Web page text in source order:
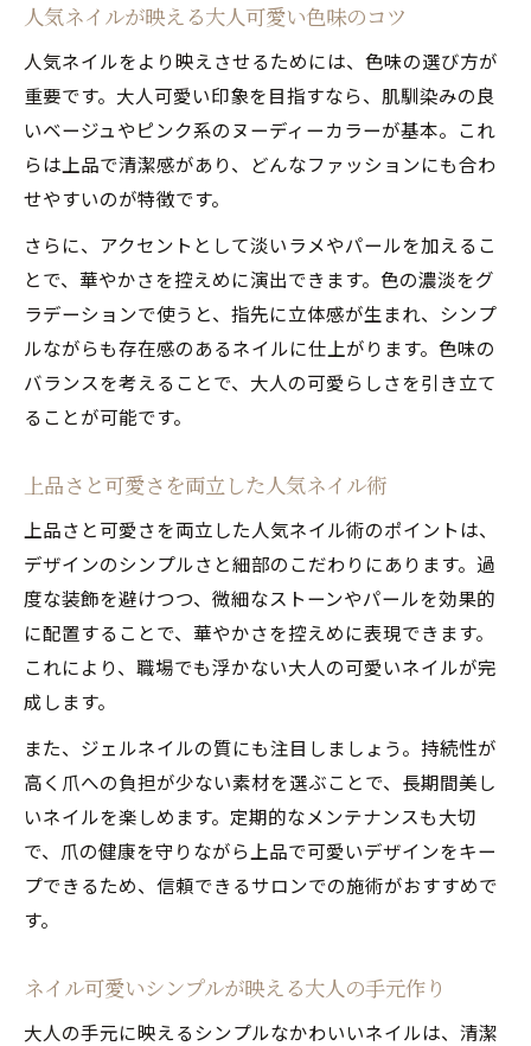
上品な手元を保つ人気ネイルの休止法
清潔感と甘さを両立する人気ネイル活用法
清潔感と甘さが際立つ人気ネイルの秘訣
人気ネイルで叶える大人可愛い手元の演出
上品さと可愛さを両立するデザイン選び
大人可愛いネイルで好印象を与える方法
人気ネイルが映える大人可愛い色味のコツ
人気ネイルをより映えさせるためには、色味の選び方が
重要です。大人可愛い印象を目指すなら、肌馴染みの良
いベージュやピンク系のヌーディーカラーが基本。これ
らは上品で清潔感があり、どんなファッションにも合わ
せやすいのが特徴です。
さらに、アクセントとして淡いラメやパールを加えるこ
とで、華やかさを控えめに演出できます。色の濃淡をグ
ラデーションで使うと、指先に立体感が生まれ、シンプ
ルながらも存在感のあるネイルに仕上がります。色味の
バランスを考えることで、大人の可愛らしさを引き立て
ることが可能です。
上品さと可愛さを両立した人気ネイル術
上品さと可愛さを両立した人気ネイル術のポイントは、
デザインのシンプルさと細部のこだわりにあります。過
度な装飾を避けつつ、微細なストーンやパールを効果的
に配置することで、華やかさを控えめに表現できます。
これにより、職場でも浮かない大人の可愛いネイルが完
成します。
また、ジェルネイルの質にも注目しましょう。持続性が
高く爪への負担が少ない素材を選ぶことで、長期間美し
いネイルを楽しめます。定期的なメンテナンスも大切
で、爪の健康を守りながら上品で可愛いデザインをキー
プできるため、信頼できるサロンでの施術がおすすめで
す。
ネイル可愛いシンプルが映える大人の手元作り
大人の手元に映えるシンプルなかわいいネイルは、清潔